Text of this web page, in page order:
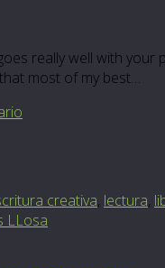
really well with your
most of my best…
creativa, lectura,
LLosa